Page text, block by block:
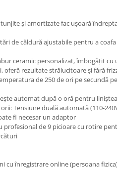
și amortizate fac ușoară
de căldură ajustabile pentru a
ceramic personalizat, îmbogățit
oferă rezultate strălucitoare și fără
de 250 de ori pe secundă
automat după o oră pentru
Tensiune duală automată (110-
fi necesar un adaptor
profesional de 9 picioare cu rotire
cu înregistrare online (persoana